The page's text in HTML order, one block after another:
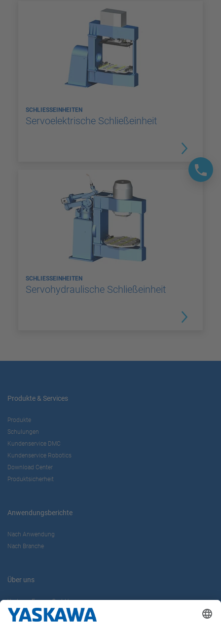
SCHLIESSEINHEITEN
Servoelektrische Schließeinheit
SCHLIESSEINHEITEN
Servohydraulische Schließeinheit
Produkte & Services
Produkte
Schulungen
Kundenservice DMC
Kundenservice Robotics
Download Center
Produktsicherheit
Anwendungsberichte
Nach Anwendung
Nach Branche
Über uns
Yaskawa Europe GmbH
Karriere